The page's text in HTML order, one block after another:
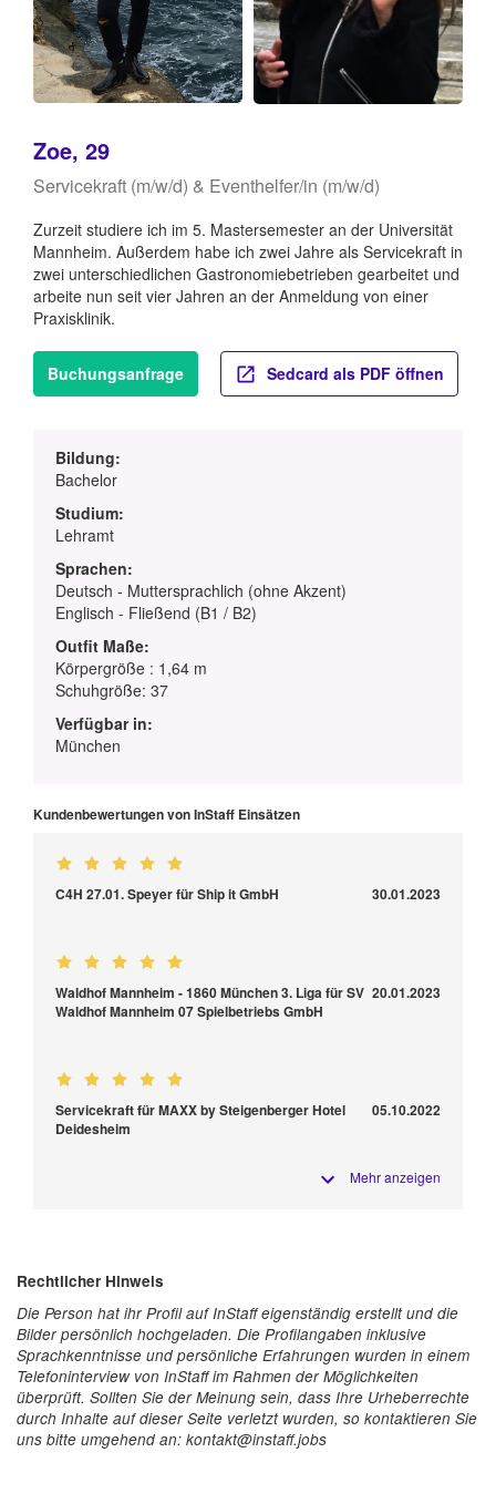
Zoe, 29
Servicekraft (m/w/d) & Eventhelfer/in (m/w/d)
Zurzeit studiere ich im 5. Mastersemester an der Universität
Mannheim. Außerdem habe ich zwei Jahre als Servicekraft in
zwei unterschiedlichen Gastronomiebetrieben gearbeitet und
arbeite nun seit vier Jahren an der Anmeldung von einer
Praxisklinik.
Buchungsanfrage Sedcard als PDF öffnen
Bildung:
Bachelor
Studium:
Lehramt
Sprachen:
Deutsch - Muttersprachlich (ohne Akzent)
Englisch - Fließend (B1 / B2)
Outfit Maße:
Körpergröße : 1,64 m
Schuhgröße: 37
Verfügbar in:
München
Kundenbewertungen von InStaff Einsätzen
C4H 27.01. Speyer für Ship it GmbH 30.01.2023
Waldhof Mannheim - 1860 München 3. Liga für SV
Waldhof Mannheim 07 Spielbetriebs GmbH
20.01.2023
Servicekraft für MAXX by Steigenberger Hotel
Deidesheim
05.10.2022
Mehr anzeigen
Rechtlicher Hinweis
Die Person hat ihr Profil auf InStaff eigenständig erstellt und die
Bilder persönlich hochgeladen. Die Profilangaben inklusive
Sprachkenntnisse und persönliche Erfahrungen wurden in einem
Telefoninterview von InStaff im Rahmen der Möglichkeiten
überprüft. Sollten Sie der Meinung sein, dass Ihre Urheberrechte
durch Inhalte auf dieser Seite verletzt wurden, so kontaktieren Sie
uns bitte umgehend an: kontakt@instaff.jobs